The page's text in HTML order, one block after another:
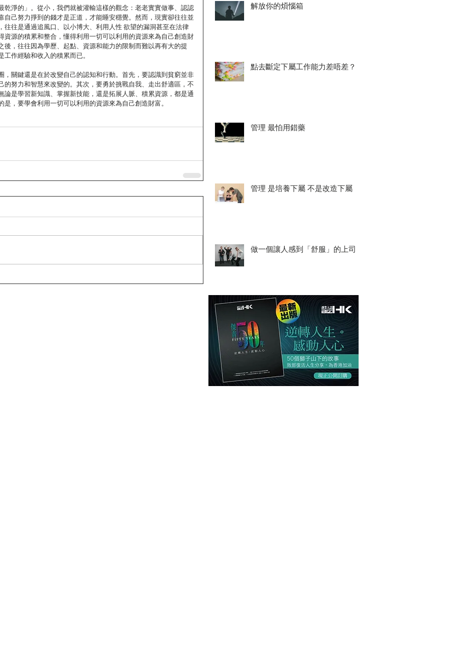
乾淨的」。從小，我們就被灌輸這樣的觀念：老老實實做事、認認
自己努力掙到的錢才是正道，才能睡安穩覺。然而，現實卻往往並
往往是通過追風口、以小博大、利用人性 欲望的漏洞甚至在法律
資源的積累和整合，懂得利用一切可以利用的資源來為自己創造財
後，往往因為學歷、起點、資源和能力的限制而難以再有大的提
作經驗和收入的積累而已。
，關鍵還是在於改變自己的認知和行動。首先，要認識到貧窮並非
的努力和智慧來改變的。其次，要勇於挑戰自我、走出舒適區，不
論是學習新知識、掌握新技能，還是拓展人脈、積累資源，都是通
，要學會利用一切可以利用的資源來為自己創造財富。
解放你的煩惱箱
點去斷定下屬工作能力差唔差？
管理 最怕用錯藥
管理 是培養下屬 不是改造下屬
做一個讓人感到「舒服」的上司